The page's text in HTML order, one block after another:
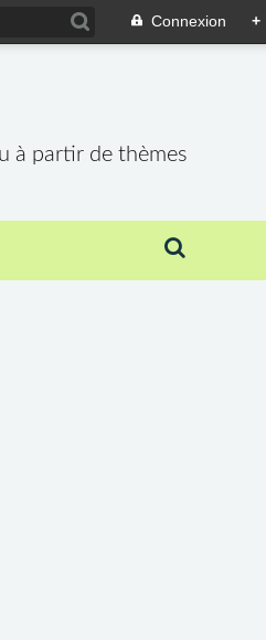
Connexion +
à partir de thèmes